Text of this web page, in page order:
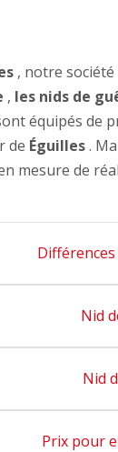
, notre société
, les nids de
équipés de
de Éguilles.
mesure de
Nid
Nid
Prix pour